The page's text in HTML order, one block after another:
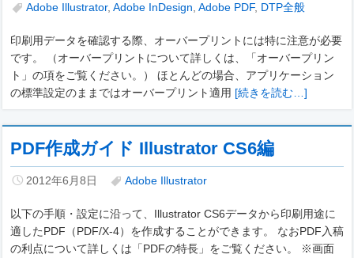
Adobe Illustrator, Adobe InDesign Adobe PDF, DTP全般
印刷用データを確認する際、オーバープリントには特に注意が必要
です。 （オーバープリントについて詳しくは、「オーバープリン
ト」の項をご覧ください。） ほとんどの場合、アプリケーション
の標準設定のままではオーバープリント適用 [続きを読む…]
PDF作成ガイド Illustrator CS6編
2012年6月8日 Adobe Illustrator
以下の手順・設定に沿って、Illustrator CS6データから印刷用途に
適したPDF（PDF/X-4）を作成することができます。 なおPDF入稿
の利点について詳しくは「PDFの特長」をご覧ください。 ※画面